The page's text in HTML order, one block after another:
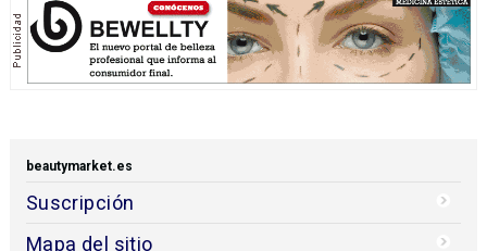
beautymarket.es
Suscripción
Mapa del sitio